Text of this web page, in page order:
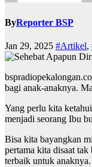
ByReporter BSP
Jan 29, 2025 #Artikel,
bagi anak-anaknya.
Yang perlu kita
menjadi seorang Ibu
Bisa kita bayangkan
pertama kita disaat
terbaik untuk anaknya.